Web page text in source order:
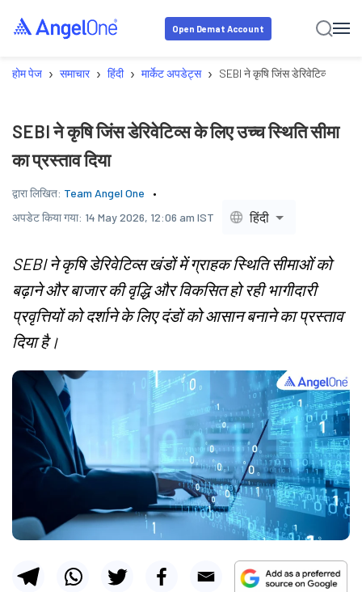
Open Demat Account
होम पेज › समाचार › हिंदी › मार्केट अपडेट्स › SEBI ने कृषि जिंस डेरिवेटिव्स के लिए
SEBI ने कृषि जिंस डेरिवेटिव्स के लिए उच्च स्थिति सीमा
का प्रस्ताव दिया
द्वारा लिखित: Team Angel One
अपडेट किया गया: 14 May 2026, 12:06 am IST हिंदी
SEBI ने कृषि डेरिवेटिव्स खंडों में ग्राहक स्थिति सीमाओं को
बढ़ाने और बाजार की वृद्धि और विकसित हो रही भागीदारी
प्रवृत्तियों को दर्शाने के लिए दंडों को आसान बनाने का प्रस्ताव
दिया है।